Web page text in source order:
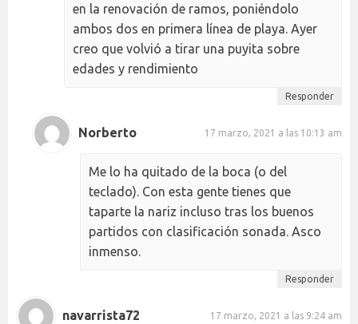
en la renovación de ramos, poniéndolo
ambos dos en primera línea de playa. Ayer
creo que volvió a tirar una puyita sobre
edades y rendimiento
Responder
Norberto 17 marzo, 2021 a las 10:13 am
Me lo ha quitado de la boca (o del
teclado). Con esta gente tienes que
taparte la nariz incluso tras los buenos
partidos con clasificación sonada. Asco
inmenso.
Responder
navarrista72 17 marzo, 2021 a las 9:24 am